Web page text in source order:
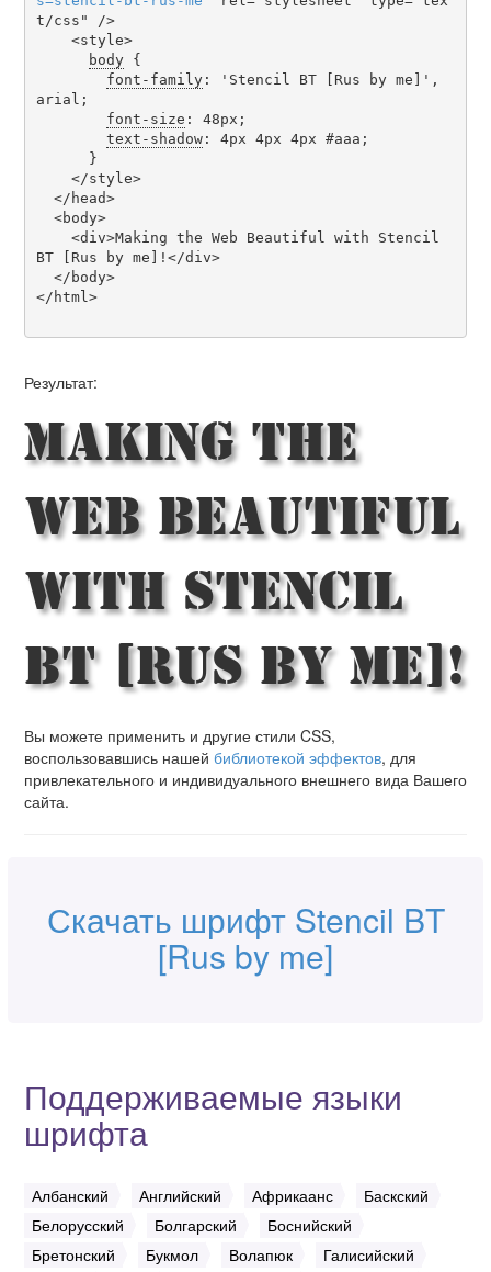
t/css" />
body {
font-family: 'Stencil BT [Rus by me]',
arial;
font-size : 48px;
text-shadow: 4px 4px 4px #aaa;
BT [Rus by me]!</div>
</html>
Результат:
Making the
Web Beautiful
with Stencil
BT [Rus by me]!
Вы можете применить и другие стили CSS,
воспользовавшись нашей библиотекой эффектов, для
привлекательного и индивидуального внешнего вида Вашего
сайта.
Скачать шрифт Stencil BT
[Rus by me]
Поддерживаемые языки
шрифта
Албанский Английский Африкаанс
Баскский
Белорусский
Болгарский
Боснийский
Бретонский
Букмол Волапюк
Галисийский